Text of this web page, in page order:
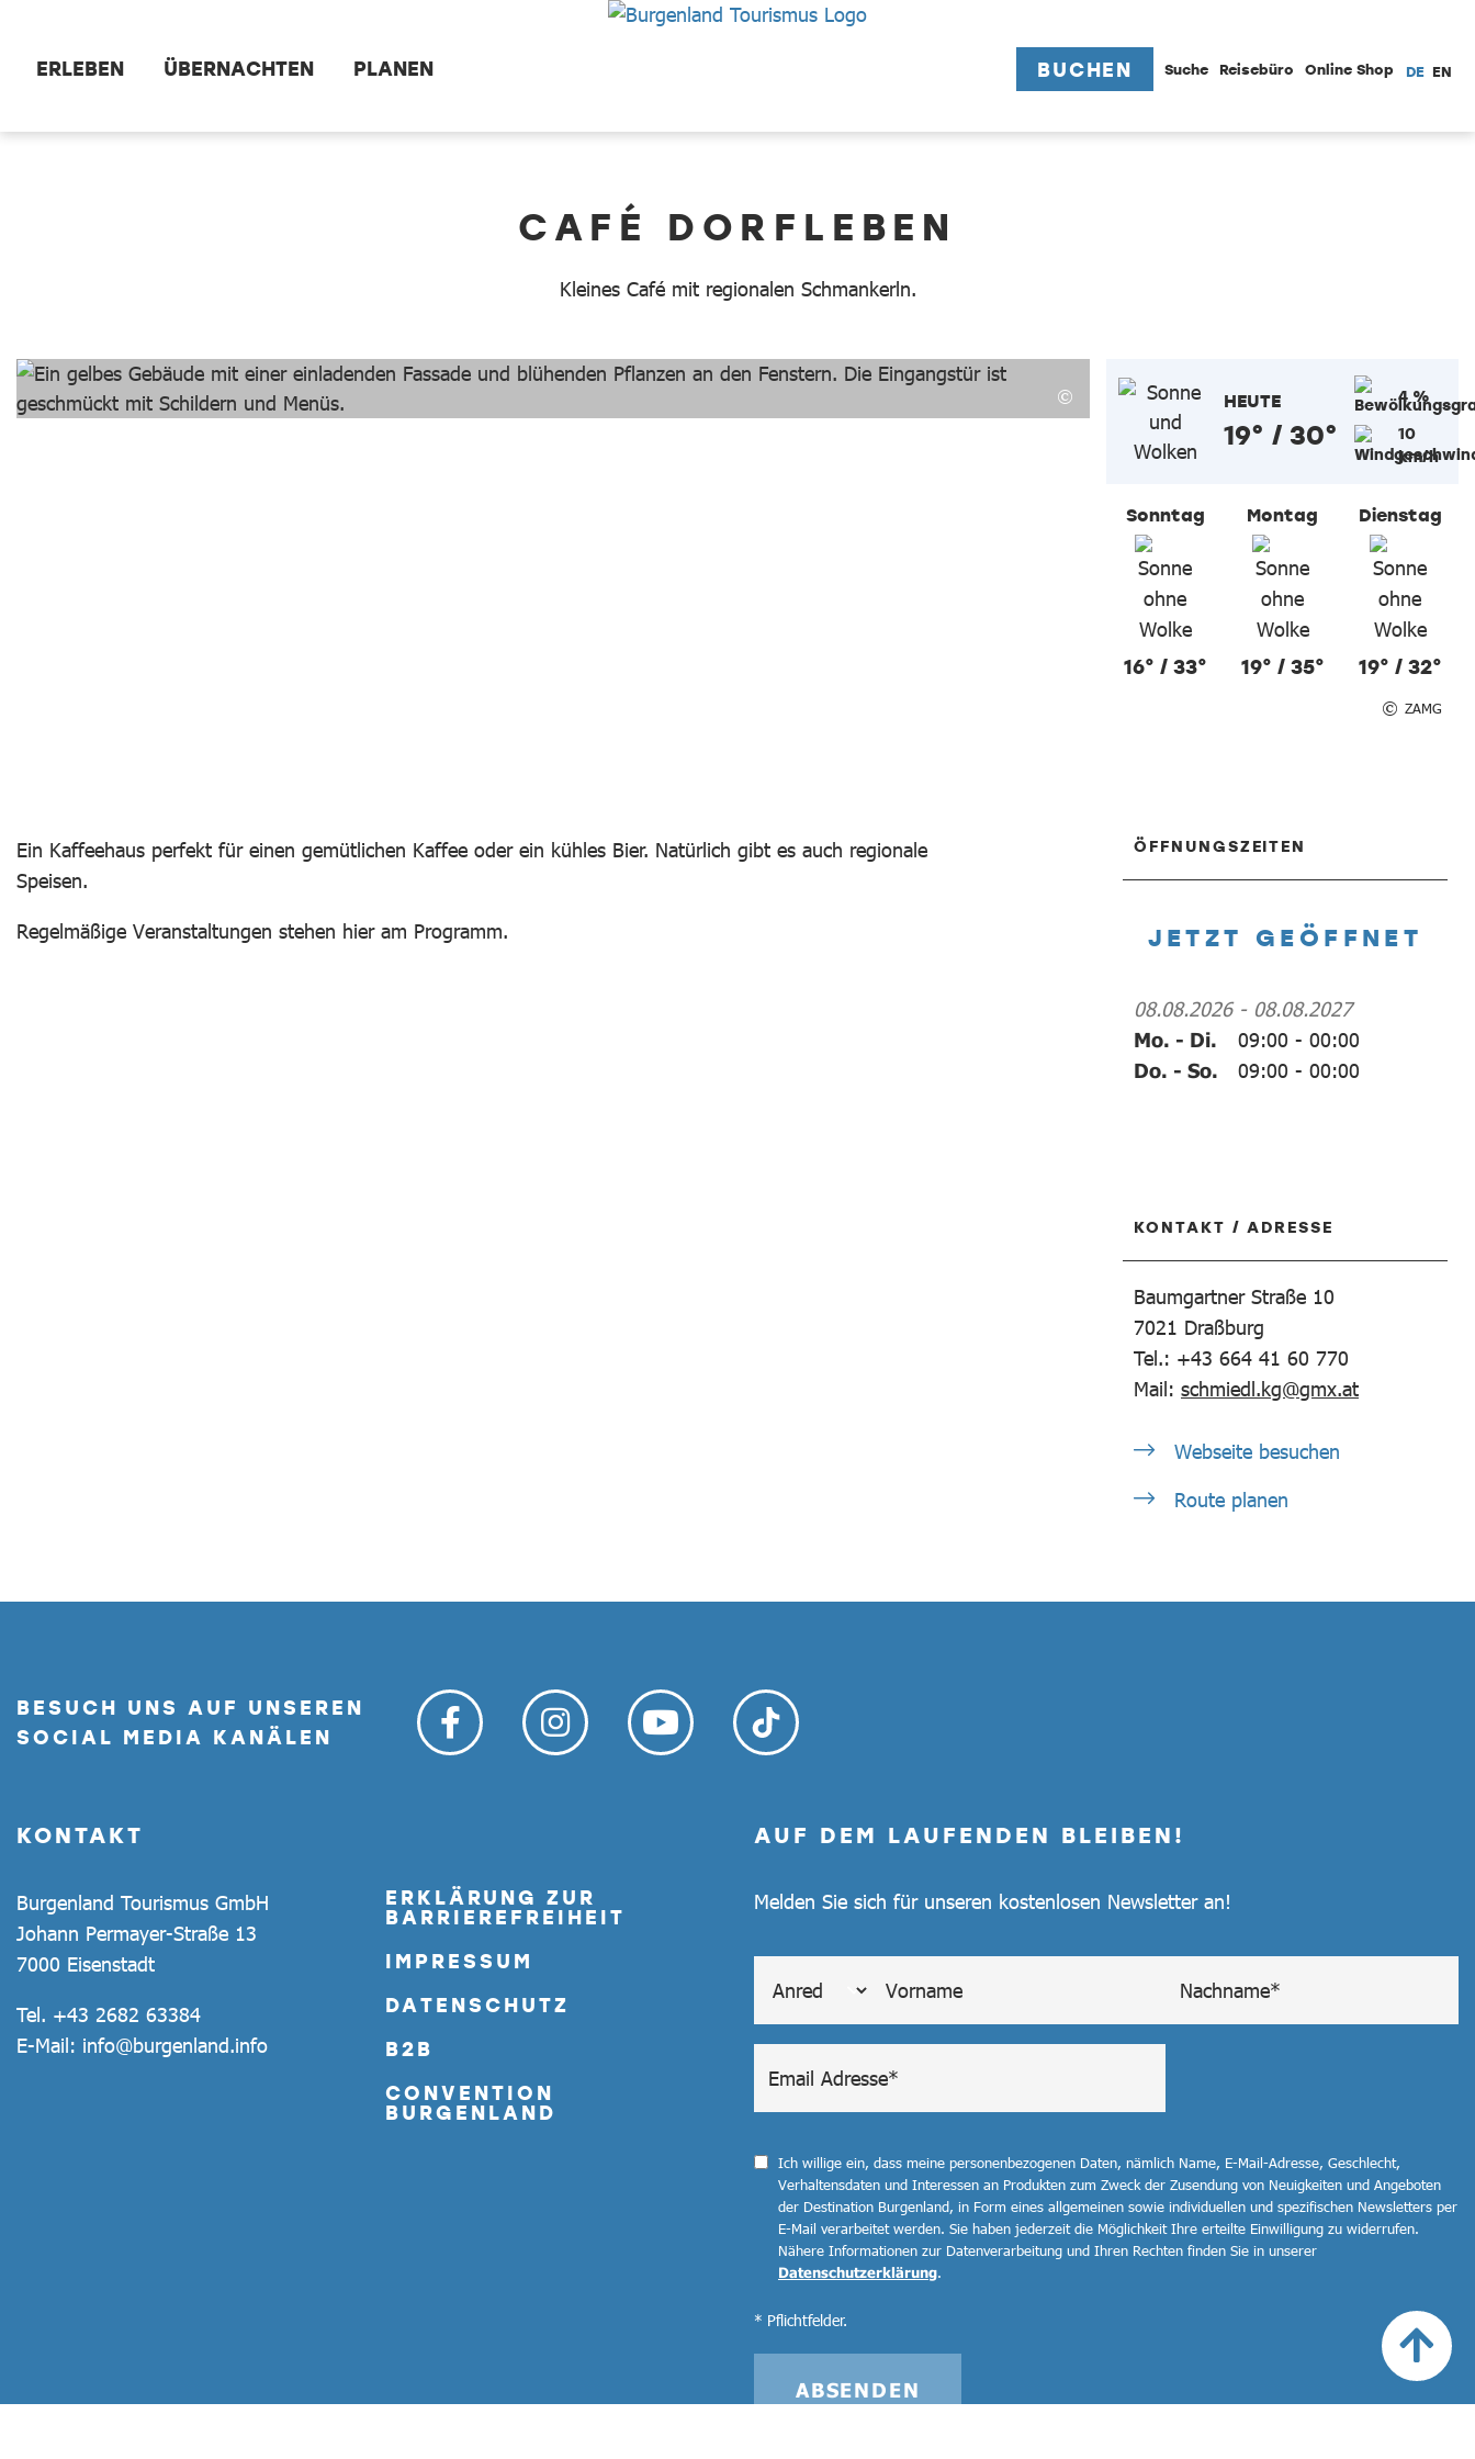
ERLEBEN ÜBERNACHTEN PLANEN BUCHEN Suche Reisebüro Online Shop DE EN
CAFÉ DORFLEBEN
Kleines Café mit regionalen Schmankerln.
HEUTE
19° / 30°
4 %
10
km/h
Sonntag
16° / 33°
Montag
19° / 35°
Dienstag
19° / 32°
ZAMG
Ein Kaffeehaus perfekt für einen gemütlichen Kaffee oder ein kühles Bier. Natürlich gibt es auch regionale
Speisen.
Regelmäßige Veranstaltungen stehen hier am Programm.
ÖFFNUNGSZEITEN
JETZT GEÖFFNET
08.08.2026- 08.08.2027
Mo. - Di.
09:00 - 00:00
Do. - So.
09:00 - 00:00
KONTAKT / ADRESSE
Baumgartner Straße 10
7021 Draßburg
Tel.: +43 664 41 60 770
Mail: schmiedl.kg@gmx.at
Webseite besuchen
Route planen
BESUCH UNS AUF UNSEREN
SOCIAL MEDIA KANÄLEN
KONTAKT
Burgenland Tourismus GmbH
Johann Permayer-Straße 13
7000 Eisenstadt
Tel. +43 2682 63384
E-Mail: info@burgenland.info
ERKLÄRUNG ZUR
BARRIEREFREIHEIT
IMPRESSUM
DATENSCHUTZ
B2B
CONVENTION
BURGENLAND
AUF DEM LAUFENDEN BLEIBEN!
Melden Sie sich für unseren kostenlosen Newsletter an!
Ich willige ein, dass meine personenbezogenen Daten, nämlich Name, E-Mail-Adresse, Geschlecht,
Verhaltensdaten und Interessen an Produkten zum Zweck der Zusendung von Neuigkeiten und Angeboten
der Destination Burgenland, in Form eines allgemeinen sowie individuellen und spezifischen Newsletters per
E-Mail verarbeitet werden. Sie haben jederzeit die Möglichkeit Ihre erteilte Einwilligung zu widerrufen.
Nähere Informationen zur Datenverarbeitung und Ihren Rechten finden Sie in unserer
Datenschutzerklärung.
* Pflichtfelder.
ABSENDEN